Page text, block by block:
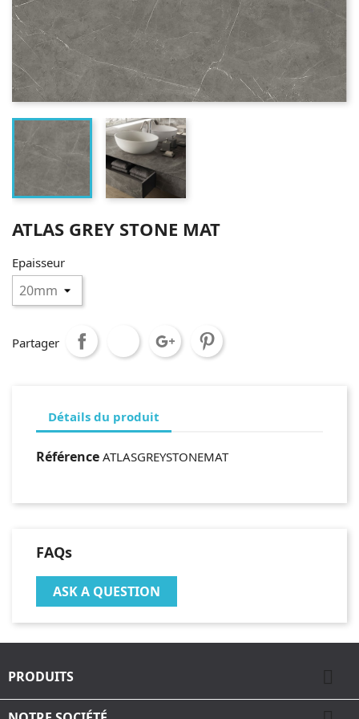
ATLAS GREY STONE MAT
Epaisseur
Partager
Détails du produit
Référence ATLASGREYSTONEMAT
FAQs
ASK A QUESTION
PRODUITS 